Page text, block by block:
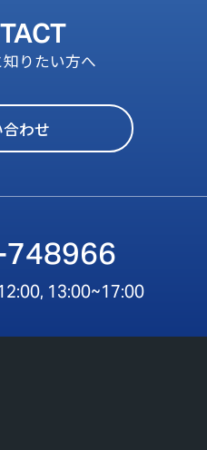
りたい方へ
わせ
13:00~17:00